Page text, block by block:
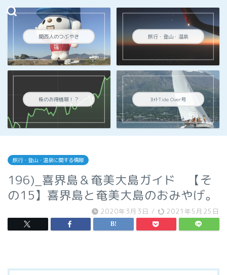
関西人のつぶやき 旅行・登山・温泉
株のお得情報！？ ﾖｯﾄTide Over号
旅行・登山・温泉に関する情報
196)_喜界島＆奄美大島ガイド 【そ
の15】喜界島と奄美大島のおみやげ。
2020年3月3日 / 2021年5月25日